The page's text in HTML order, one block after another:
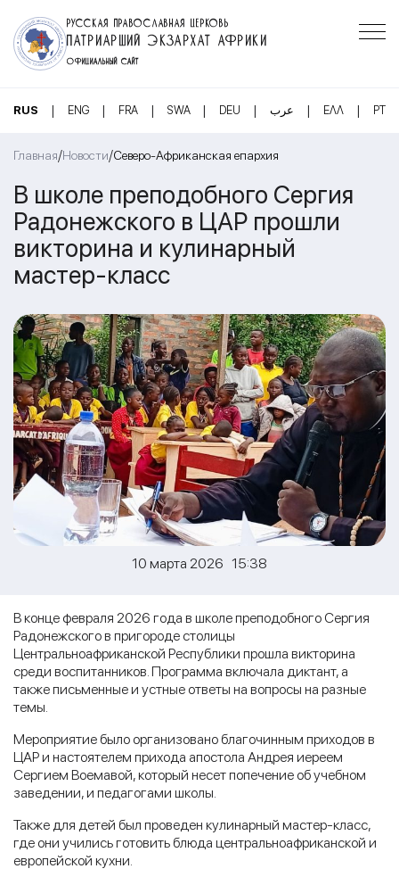
РУССКАЯ ПРАВОСЛАВНАЯ ЦЕРКОВЬ
ПАТРИАРШИЙ ЭКЗАРХАТ АФРИКИ
ОФИЦИАЛЬНЫЙ САЙТ
RUS | ENG | FRA | SWA | DEU | عرب | ΕΛΛ | PT
Главная/Новости/Северо-Африканская епархия
В школе преподобного Сергия
Радонежского в ЦАР прошли
викторина и кулинарный
мастер-класс
10 марта 2026 15:38
В конце февраля 2026 года в школе преподобного Сергия
Радонежского в пригороде столицы
Центральноафриканской Республики прошла викторина
среди воспитанников. Программа включала диктант, а
также письменные и устные ответы на вопросы на разные
темы.
Мероприятие было организовано благочинным приходов в
ЦАР и настоятелем прихода апостола Андрея иереем
Сергием Воемавой, который несет попечение об учебном
заведении, и педагогами школы.
Также для детей был проведен кулинарный мастер-класс,
где они учились готовить блюда центральноафриканской и
европейской кухни.